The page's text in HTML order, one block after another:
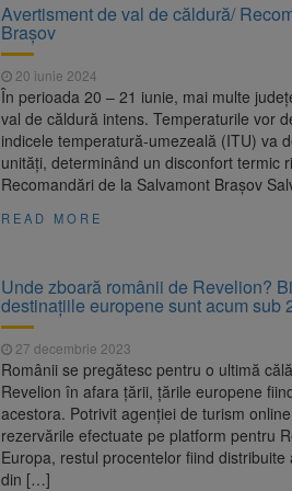
Avertisment de val de căldură/
Brașov
20 iunie 2024
În perioada 20 – 21 iunie, mai multe
val de căldură intens. Temperaturile vor
indicele temperatură-umezeală (ITU) va
unități, determinând un disconfort termic
Recomandări de la Salvamont Brașov
READ MORE
Unde zboară românii de Revelion?
destinațiile europene sunt acum sub
27 decembrie 2023
Românii se pregătesc pentru o ultimă
Revelion în afara țării, țările europene
acestora. Potrivit agenției de turism
rezervările efectuate pe platform pentru
Europa, restul procentelor fiind
din […]